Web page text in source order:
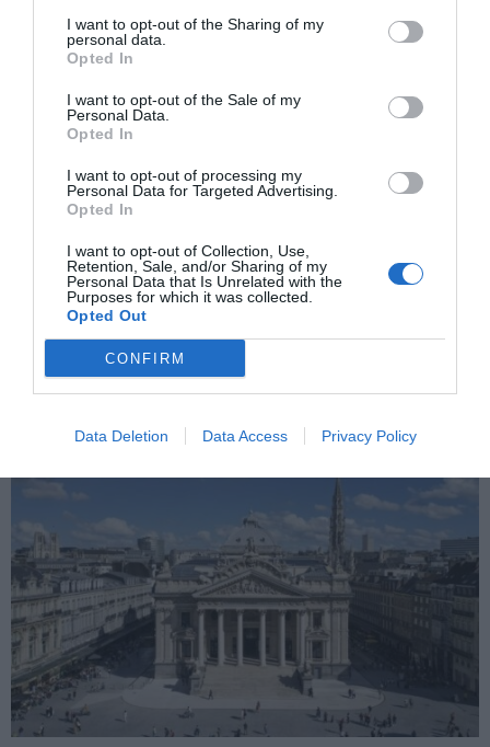
I want to opt-out of the Sharing of my
personal data.
Opted In
I want to opt-out of the Sale of my
Personal Data.
Opted In
I want to opt-out of processing my
Personal Data for Targeted Advertising.
Opted In
I want to opt-out of Collection, Use,
Retention, Sale, and/or Sharing of my
Personal Data that Is Unrelated with the
Purposes for which it was collected.
Opted Out
CONFIRM
Data Deletion Data Access Privacy Policy
ΧΟΝΓΚ ΚΟΝΓΚ: ΑΝΟΙΓΕΙ ΤΗΝ ΠΟΡΤΑ ΣΤΑ ΚΙΝΕΖΙΚΑ ΚΕΦΑΛΑΙΑ — ΝΕΑ
ΜΑΧΗ ΕΛΕΓΧΟΥ ΤΟΥ ΧΡΗΜΑΤΟΣ